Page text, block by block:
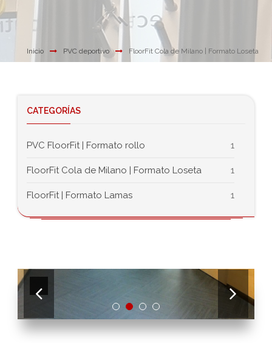
Inicio PVC deportivo FloorFit Cola de Milano | Formato Loseta
CATEGORÍAS
PVC FloorFit | Formato rollo 1
FloorFit Cola de Milano | Formato Loseta 1
FloorFit | Formato Lamas 1